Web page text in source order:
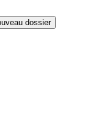
dossier